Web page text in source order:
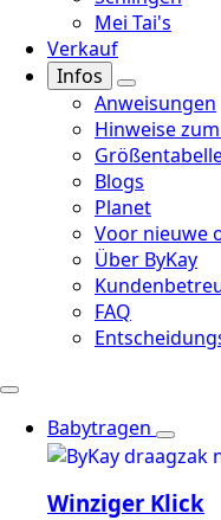
Mei Tai's
Verkauf
Infos
Anweisungen
Hinweise
Blogs
Planet
Voor nieuwe
Über ByKay
FAQ
Babytragen
Winziger Klick